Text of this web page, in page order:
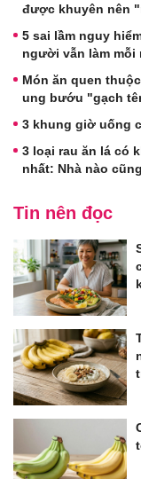
được khuyên nên
5 sai lầm nguy
người vẫn làm mỗi
Món ăn quen
ung bướu "gạch
3 khung giờ uống
3 loại rau ăn lá có
nhất: Nhà nào
Tin nên đọc